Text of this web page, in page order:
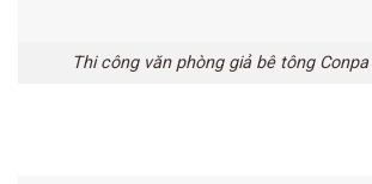
Thi công văn phòng giả bê tông